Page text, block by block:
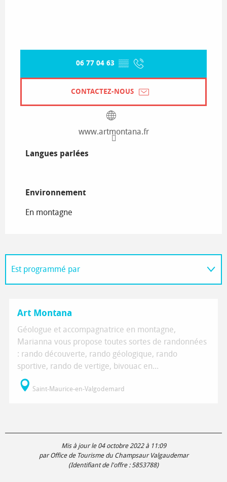
06 77 04 63 ▒▒
CONTACTEZ-NOUS
www.artmontana.fr
Langues parlées
Langues parlées
Environnement
Environnement
En montagne
Est programmé par
Art Montana
Géologue et accompagnatrice en montagne,
Marianna vous propose toutes sortes de randonnées
: rando découverte, rando géologique, rando
sportive, rando de vertige, bivouac en...
Saint-Maurice-en-Valgodemard
Mis à jour le 04 octobre 2022 à 11:09
par Office de Tourisme du Champsaur Valgaudemar
(Identifiant de l'offre : 5853788)